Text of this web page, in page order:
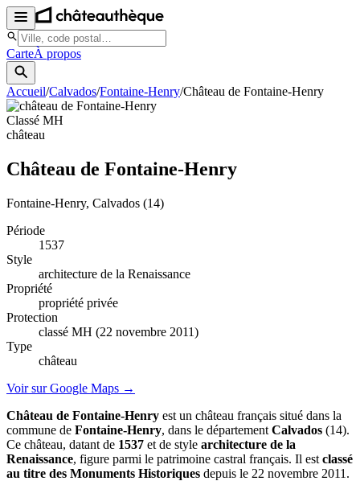
CarteÀ propos
Accueil/Calvados/Fontaine-Henry/Château de Fontaine-Henry
Classé MH
château
Château de Fontaine-Henry
Fontaine-Henry, Calvados (14)
Période
1537
Style
architecture de la Renaissance
Propriété
propriété privée
Protection
classé MH (22 novembre 2011)
Type
château
Voir sur Google Maps →
Château de Fontaine-Henry est un château français situé dans la
commune de Fontaine-Henry, dans le département Calvados (14).
Ce château, datant de 1537 et de style architecture de la
Renaissance, figure parmi le patrimoine castral français. Il est classé
au titre des Monuments Historiques depuis le 22 novembre 2011.